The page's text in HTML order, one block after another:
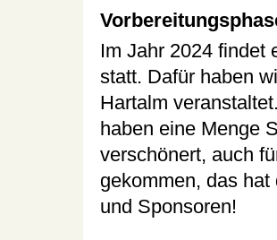
Im Jahr 2024 findet
statt. Dafür haben
Hartalm
haben eine Menge
verschönert, auch
gekommen, das
und Sponsoren!